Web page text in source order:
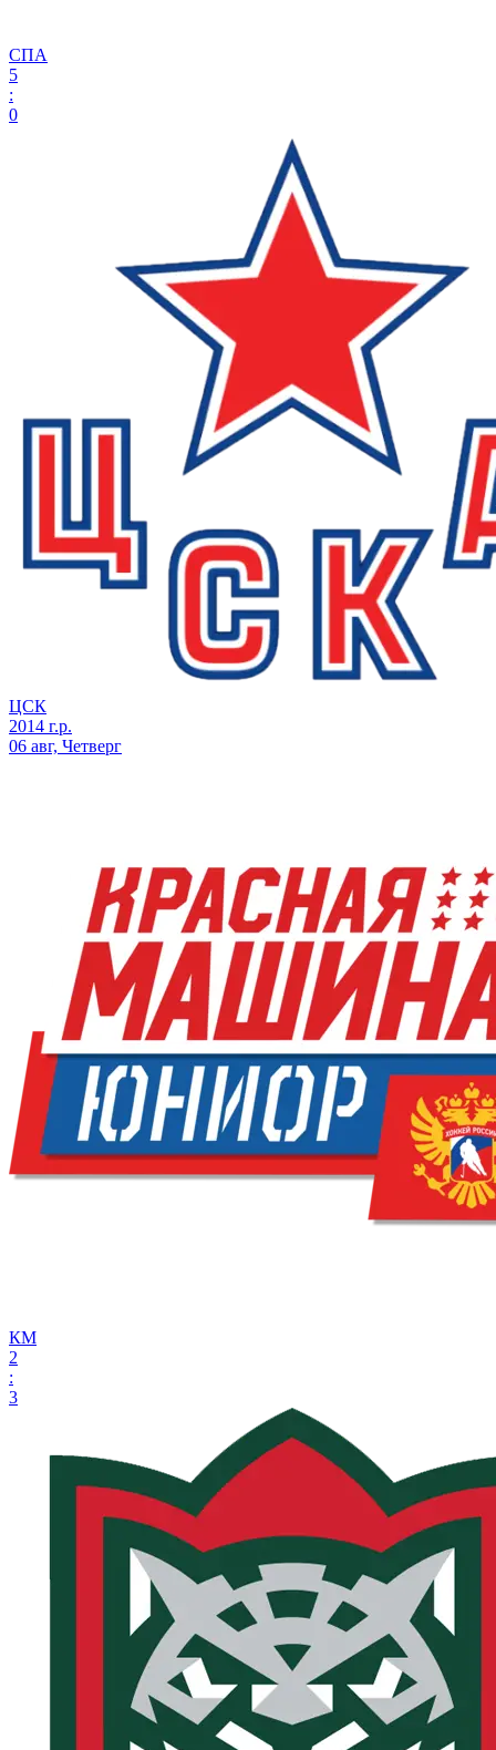
СПА
5
:
0
ЦСК
2014 г.р.
06 авг, Четверг
КМ
2
:
3